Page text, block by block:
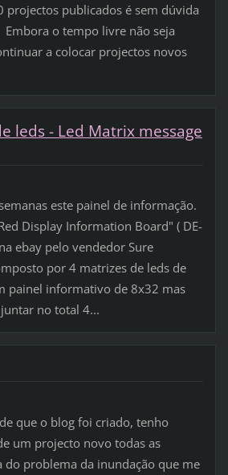
projectos publicados é sem dúvida
o tempo livre não seja
a colocar projectos novos
leds - Led Matrix message
este painel de informação.
Display Information Board" ( DE-
ebay pelo vendedor Sure
por 4 matrizes de leds de
painel informativo de 8x32 mas
no total 4...
que o blog foi criado, tenho
um projecto novo todas as
do problema da inundação que me